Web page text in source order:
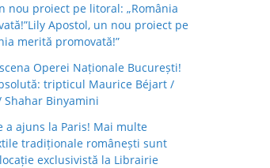
nou proiect pe litoral: „România
Apostol, un nou proiect pe
merită promovată!”
Operei Naționale București!
tripticul Maurice Béjart /
Shahar Binyamini
a ajuns la Paris! Mai multe
tradiționale românești sunt
exclusivistă la Librairie